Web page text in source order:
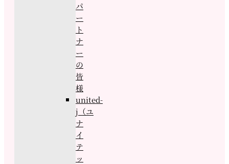
パ
ー
ト
ナ
ー
の
皆
様
united-
j（ユ
ナ
イ
テ
ッ